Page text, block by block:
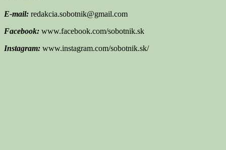
E-mail: redakcia.sobotnik@gmail.com
Facebook: www.facebook.com/sobotnik.sk
Instagram: www.instagram.com/sobotnik.sk/